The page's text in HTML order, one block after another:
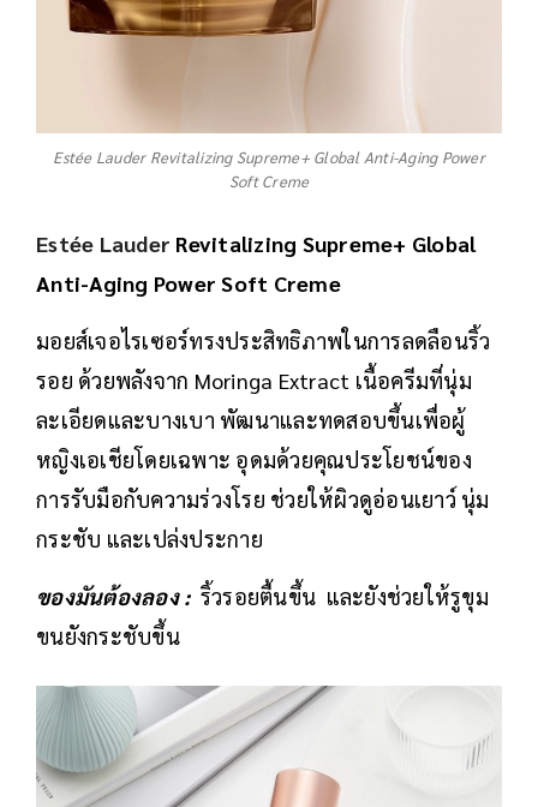
Estée Lauder Revitalizing Supreme+ Global Anti-Aging Power
Soft Creme
Estée Lauder Revitalizing Supreme+ Global
Anti-Aging Power Soft Creme
มอยส์เจอไรเซอร์ทรงประสิทธิภาพในการลดลือนริ้ว
รอย ด้วยพลังจาก Moringa Extract เนื้อครีมที่นุ่ม
ละเอียดและบางเบา พัฒนาและทดสอบขึ้นเพื่อผู้
หญิงเอเชียโดยเฉพาะ อุดมด้วยคุณประโยชน์ของ
การรับมือกับความร่วงโรย ช่วยให้ผิวดูอ่อนเยาว์ นุ่ม
กระชับ และเปล่งประกาย
ของมันต้องลอง : ริ้วรอยตื้นขึ้น และยังช่วยให้รูขุม
ขนยังกระชับขึ้น